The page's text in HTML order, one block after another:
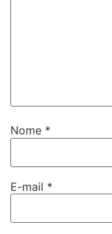
Nome *
E-mail *